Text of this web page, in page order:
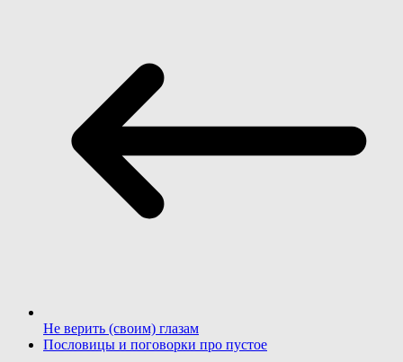
Не верить (своим) глазам
Пословицы и поговорки про пустое